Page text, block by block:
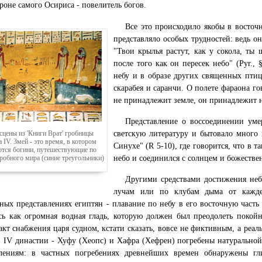
самого Осириса - повелитель богов.
из 'Книги Врат' гробницы
IV. Змей - это время, в котором
богини, путешествующие по
мира (синие треугольники)
Все это происходило якобы в
представляло особых трудностей: ведь
"Твои крылья растут, как у сокола, ты
после того как он пересек небо" (Руr.,
небу и в образе других священных
скарабея и саранчи. О полете фараона
не принадлежит земле, он
Представление о воссоединении
светскую литературу и бытовало
Синухе" (R 5-10), где говорится, что в
небо и соединился с солнцем и
Другими средствами достижения
лучам или по клубам дыма от
представлениях египтян - плавание по небу в его восточную
как огромная водная гладь, которую должен был преодолеть
снабжения царя судном, кстати сказать, вовсе не фиктивным, а
IV династии - Хуфу (Хеопс) и Хафра (Хефрен) погребены
в частных погребениях древнейших времен обнаружены